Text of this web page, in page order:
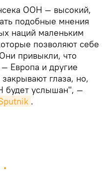
ООН — высокий,
подобные мнения
наций маленьким
позволяют себе
привыкли, что
Европа и другие
глаза, но,
будет услышан", —
.